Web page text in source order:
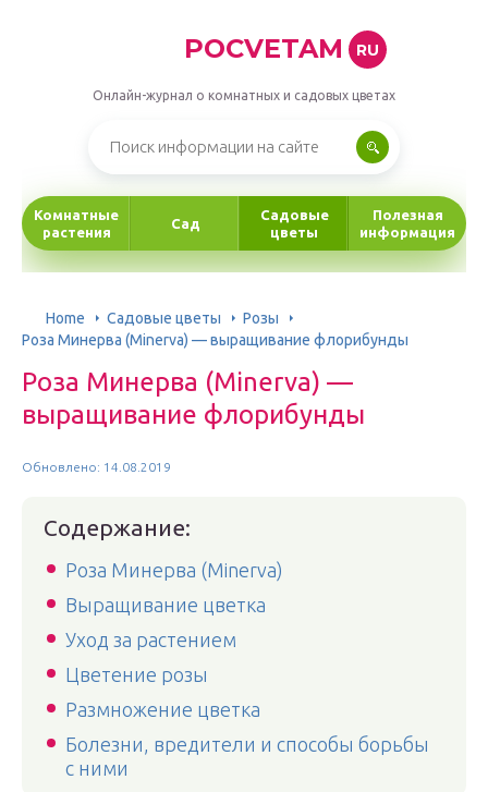
POCVETAM RU
Онлайн-журнал о комнатных и садовых цветах
Комнатные
растения
Сад
Садовые
цветы
Полезная
информация
Home Садовые цветы
Розы
Роза Минерва (Minerva) — выращивание флорибунды
Роза Минерва (Minerva) —
выращивание флорибунды
Обновлено: 14.08.2019
Содержание:
Роза Минерва (Minerva)
Выращивание цветка
Уход за растением
Цветение розы
Размножение цветка
Болезни, вредители и способы борьбы
с ними